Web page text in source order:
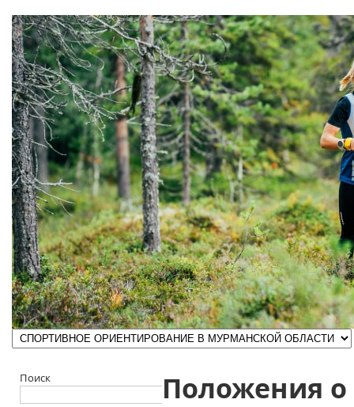
Положения о
Поиск